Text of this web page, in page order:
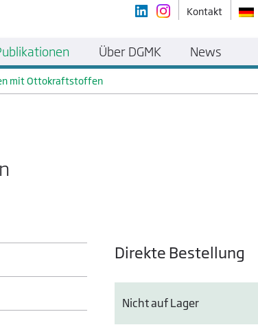
mit Ottokraftstoffen
Direkte Bestellung
Nicht auf Lager
Kontakt
Über DGMK News